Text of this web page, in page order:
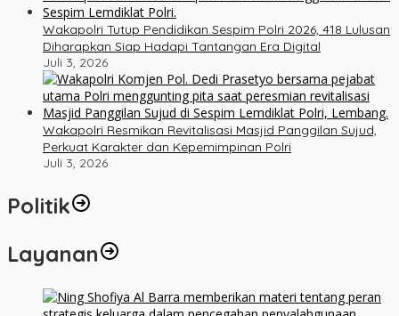
Wakapolri Tutup Pendidikan Sespim Polri 2026, 418 Lulusan
Diharapkan Siap Hadapi Tantangan Era Digital
Juli 3, 2026
Wakapolri Resmikan Revitalisasi Masjid Panggilan Sujud,
Perkuat Karakter dan Kepemimpinan Polri
Juli 3, 2026
Politik
Layanan